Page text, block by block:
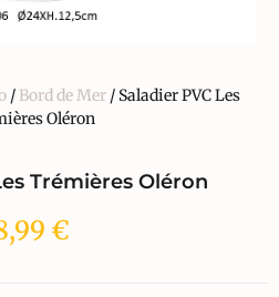
/ Bord de Mer / Saladier PVC Les
Oléron
Trémières Oléron
€